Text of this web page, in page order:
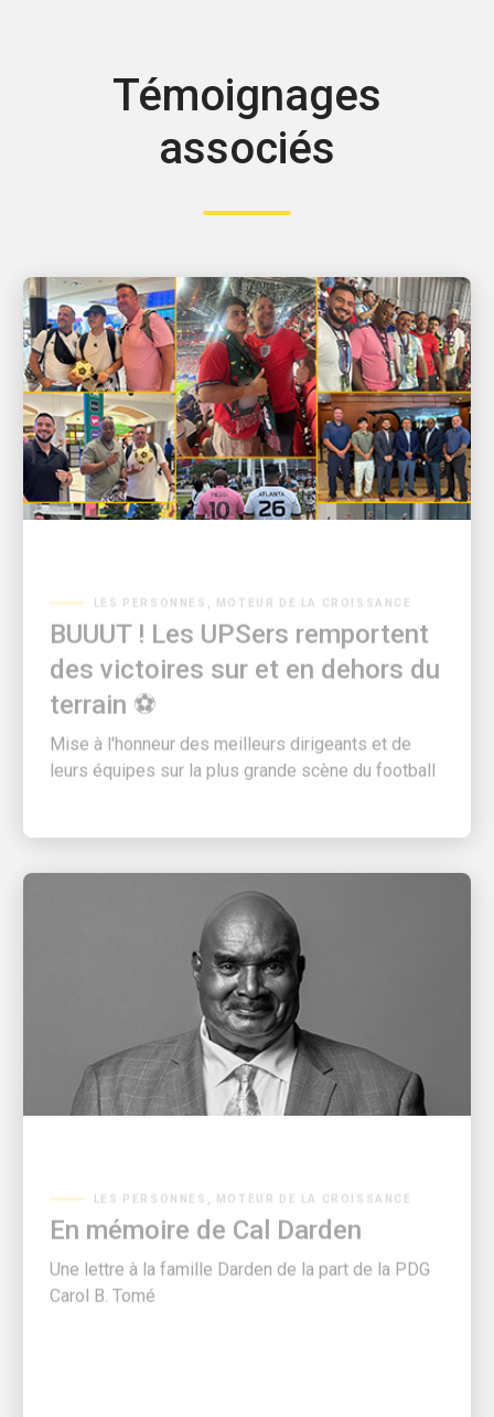
Témoignages
associés
BUUUT ! Les UPSers remportent
des victoires sur et en dehors du
terrain ⚽
Mise à l'honneur des meilleurs dirigeants et de
leurs équipes sur la plus grande scène du football
En mémoire de Cal Darden
Une lettre à la famille Darden de la part de la PDG
Carol B. Tomé